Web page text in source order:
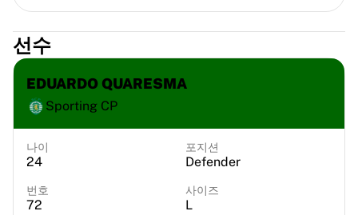
베식타시 게인
페네르바체 바스켓볼
슬로베니아
비르투스 볼로냐
구에리 나폴리
사이클링
수달 퀵스텝
넷컴퍼니 이네오스
선수
EDUARDO QUARESMA
Sporting CP
나이
24
포지션
Defender
번호
72
사이즈
L